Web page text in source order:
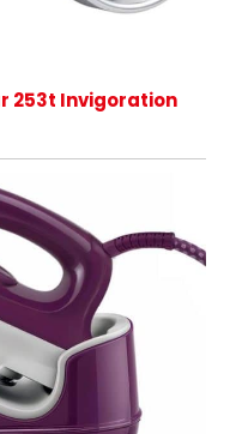
253t Invigoration